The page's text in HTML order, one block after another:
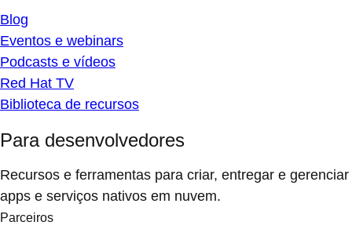
Blog
Eventos e webinars
Podcasts e vídeos
Red Hat TV
Biblioteca de recursos
Para desenvolvedores
Recursos e ferramentas para criar, entregar e gerenciar
apps e serviços nativos em nuvem.
Parceiros